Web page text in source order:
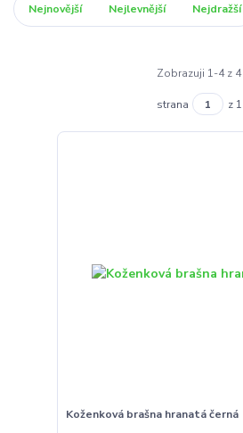
Nejnovější Nejlevnější Nejdražší
Zobrazuji 1-4 z 4
strana z 1
Koženková brašna hranatá černá